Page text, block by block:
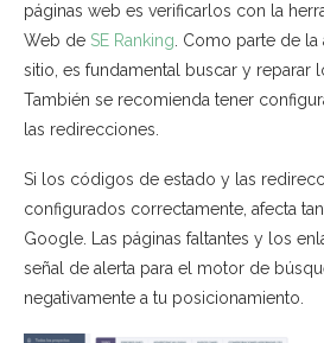
páginas web es verificarlos con la
Web de SE Ranking . Como parte de
sitio, es fundamental buscar y reparar
También se recomienda tener
las redirecciones.
Si los códigos de estado y las
configurados correctamente, afecta
Google. Las páginas faltantes y los
señal de alerta para el motor de
negativamente a tu posicionamiento.